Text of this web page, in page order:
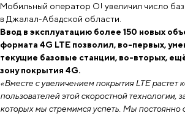
О! продолжает
Ввод в эксплуатацию более 150 новых
Мобильный оператор О! увеличил число
в Джалал-Абадской области.
Ввод в эксплуатацию более 150 новых
формата 4G LTE позволил, во-первых,
текущие базовые станции, во-вторых,
зону покрытия 4G.
«Вместе с увеличением покрытия LTE растет
пользователей этой скоростной технологии,
которых мы стремимся успеть. Мы постоянно